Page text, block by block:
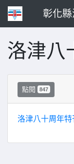
彰化
洛津八
點閱 847
洛津八十周年特